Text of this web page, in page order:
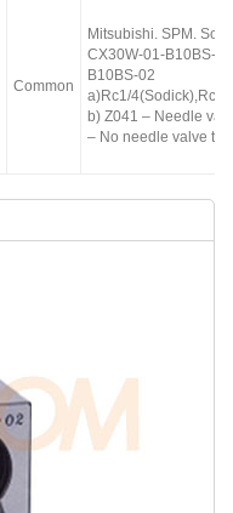
Common
Mitsubishi. SPM.
CX30W-01-B10BS-
B10BS-02
a)Rc1/
b) Z041 – Needle
– No needle valve